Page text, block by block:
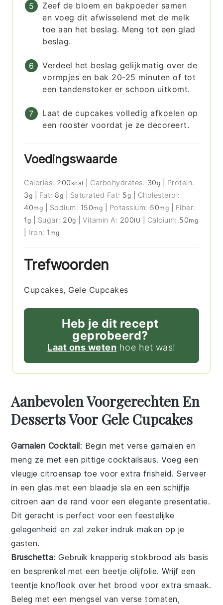
Zeef de bloem en bakpoeder samen
en voeg dit afwisselend met de melk
toe aan het beslag. Meng tot een glad
beslag.
Verdeel het beslag gelijkmatig over de
vormpjes en bak 20-25 minuten of tot
een tandenstoker er schoon uitkomt.
Laat de cupcakes volledig afkoelen op
een rooster voordat je ze decoreert.
Voedingswaarde
Calories: 200 kcal Carbohydrates: 30g
Protein:
3g Fat: 8g Saturated Fat: 5g
Cholesterol:
40mg Sodium: 150mg Potassium: 50mg
Fiber:
1g Sugar: 20g |Vitamin A: 200IU Calcium: 50mg
Iron: 1 mg
Trefwoorden
Cupcakes, Gele Cupcakes
Heb je dit recept
geprobeerd?
Laat ons weten hoe het was!
Aanbevolen Voorgerechten En
Desserts Voor Gele Cupcakes
Garnalen Cocktail: Begin met verse garnalen en
meng ze met een pittigecocktailsaus. Voeg een
vleugjecitroensap toe voor extra frisheid. Serveer
in een glas met een blaadjesla en een schijfje
citroen aan de rand voor een elegante presentatie.
Dit gerecht is perfect voor een feestelijke
gelegenheid en zal zeker indruk maken op je
gasten.
Bruschetta: Gebruik knapperigstokbrood als basis
en besprenkel met een beetje olijfolie. Wrijf een
teentjeknoflook over het brood voor extra smaak.
Beleg met een mengsel van versetomaten,